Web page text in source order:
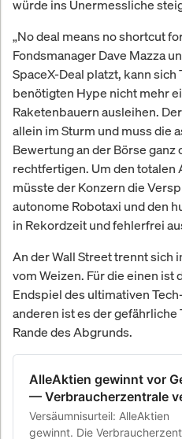
würde ins Unermessliche
„No deal means no shortcut
Fondsmanager Dave Mazza
SpaceX-Deal platzt, kann sich
benötigten Hype nicht mehr
Raketenbauern ausleihen.
allein im Sturm und muss die
Bewertung an der Börse ganz
rechtfertigen. Um den totalen
müsste der Konzern die
autonome Robotaxi und den
in Rekordzeit und fehlerfrei
An der Wall Street trennt sich
vom Weizen. Für die einen ist
Endspiel des ultimativen
anderen ist es der gefährliche
Rande des Abgrunds.
AlleAktien gewinnt vor
— Verbraucherzentrale
Versäumnisurteil: AlleAktien
gewinnt. Die